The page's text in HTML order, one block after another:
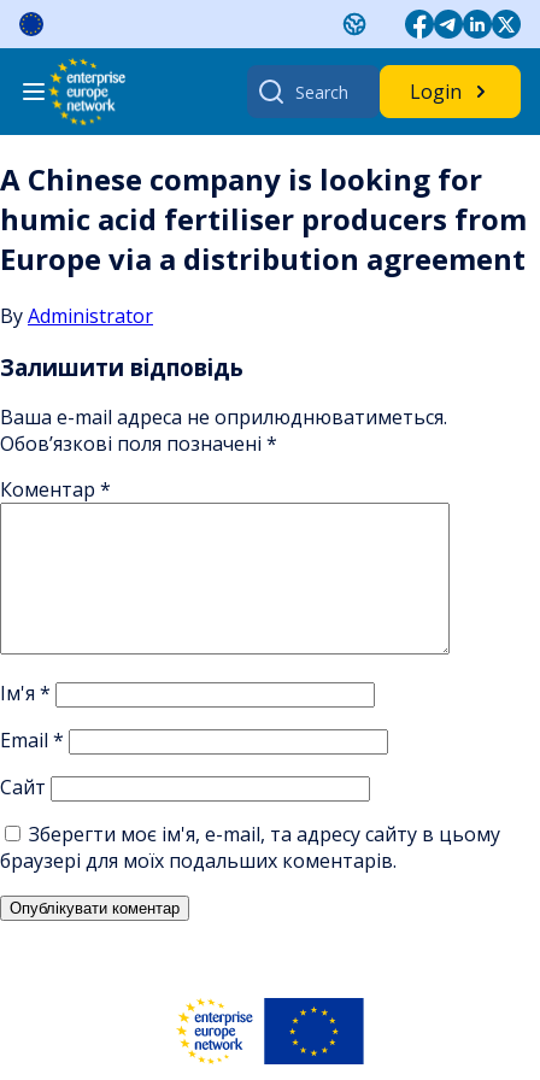
Skip
content
Search
for:
Login
A Chinese company is looking for
humic acid fertiliser producers from
Europe via a distribution agreement
ByAdministrator
Залишити відповідь
Ваша e-mail адреса не оприлюднюватиметься.
Обов’язкові поля позначені *
Коментар *
Ім'я *
Email *
Сайт
Зберегти моє ім'я, e-mail, та адресу сайту в цьому
браузері для моїх подальших коментарів.